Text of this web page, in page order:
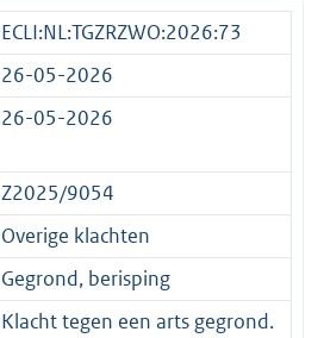
ECLI:NL:TGZRZWO:2026:73
26-05-2026
26-05-2026
Z2025/9054
Overige klachten
Gegrond, berisping
Klacht tegen een arts gegrond.